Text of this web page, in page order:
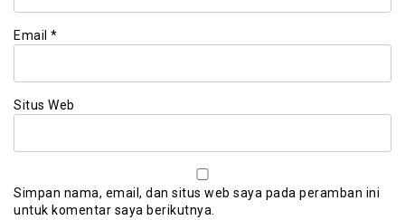
Email *
Situs Web
Simpan nama, email, dan situs web saya pada peramban ini
untuk komentar saya berikutnya.